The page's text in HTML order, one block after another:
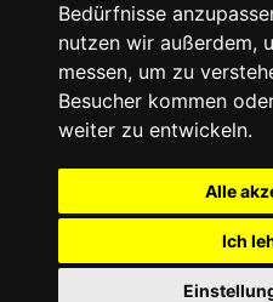
Bedürfnisse
nutzen wir außerdem,
messen, um zu
Besucher kommen
weiter zu entwickeln.
Alle
Ich